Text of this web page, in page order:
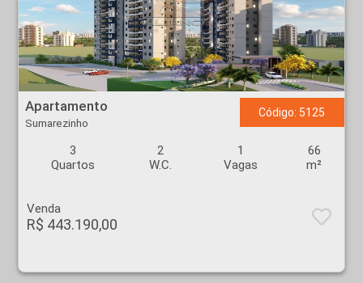
Apartamento - Sumarezinho - Ribeirão Preto
Apartamento
Sumarezinho
Código: 5125
3
Quartos
2
W.C.
1
Vagas
66
m²
Venda
R$ 443.190,00